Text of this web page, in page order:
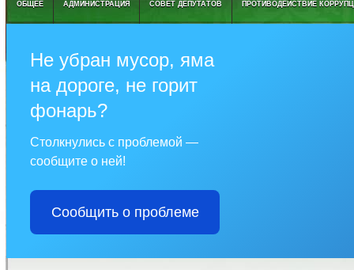
ОБЩЕЕ АДМИНИСТРАЦИЯ СОВЕТ ДЕПУТАТОВ ПРОТИВОДЕЙСТВИЕ
Не убран мусор, яма
на дороге, не горит
фонарь?
Столкнулись с проблемой —
сообщите о ней!
Сообщить о проблеме